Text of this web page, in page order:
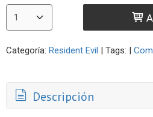
Categoría: Resident Evil Tags:
Descripción